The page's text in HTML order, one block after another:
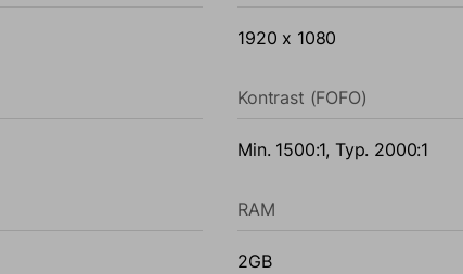
1920 x 1080
Kontrast (FOFO)
Min. 1500:1, Typ. 2000:1
RAM
2GB